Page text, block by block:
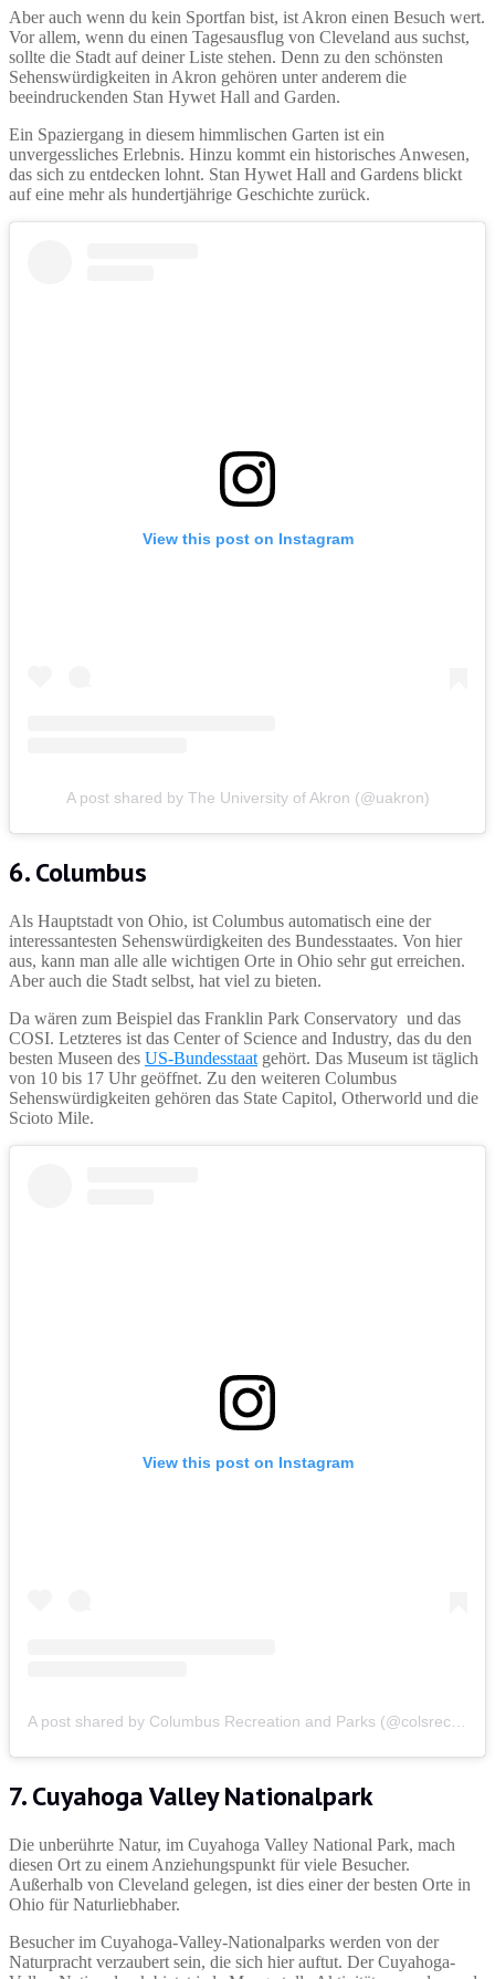
Aber auch wenn du kein Sportfan bist, ist Akron einen Besuch wert.
Vor allem, wenn du einen Tagesausflug von Cleveland aus suchst,
sollte die Stadt auf deiner Liste stehen. Denn zu den schönsten
Sehenswürdigkeiten in Akron gehören unter anderem die
beeindruckenden Stan Hywet Hall and Garden.
Ein Spaziergang in diesem himmlischen Garten ist ein
unvergessliches Erlebnis. Hinzu kommt ein historisches Anwesen,
das sich zu entdecken lohnt. Stan Hywet Hall and Gardens blickt
auf eine mehr als hundertjährige Geschichte zurück.
View this post on Instagram
A post shared by The University of Akron (@uakron)
6. Columbus
Als Hauptstadt von Ohio, ist Columbus automatisch eine der
interessantesten Sehenswürdigkeiten des Bundesstaates. Von hier
aus, kann man alle alle wichtigen Orte in Ohio sehr gut erreichen.
Aber auch die Stadt selbst, hat viel zu bieten.
Da wären zum Beispiel das Franklin Park Conservatory und das
COSI. Letzteres ist das Center of Science and Industry, das du den
besten Museen des US-Bundesstaat gehört. Das Museum ist täglich
von 10 bis 17 Uhr geöffnet. Zu den weiteren Columbus
Sehenswürdigkeiten gehören das State Capitol, Otherworld und die
Scioto Mile.
View this post on Instagram
7. Cuyahoga Valley Nationalpark
Die unberührte Natur, im Cuyahoga Valley National Park, mach
diesen Ort zu einem Anziehungspunkt für viele Besucher.
Außerhalb von Cleveland gelegen, ist dies einer der besten Orte in
Ohio für Naturliebhaber.
Besucher im Cuyahoga-Valley-Nationalparks werden von der
Naturpracht verzaubert sein, die sich hier auftut. Der Cuyahoga-